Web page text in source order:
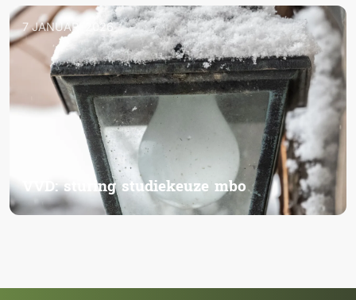
7 JANUARI 2026
VVD: sturing studiekeuze mbo